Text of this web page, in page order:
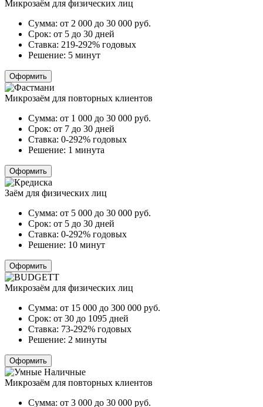
Микрозаём для физических лиц
Сумма: от 2 000 до 30 000 руб.
Срок: от 5 до 30 дней
Ставка: 219-292% годовых
Решение: 5 минут
Оформить
Микрозаём для повторных клиентов
Сумма: от 1 000 до 30 000 руб.
Срок: от 7 до 30 дней
Ставка: 0-292% годовых
Решение: 1 минута
Оформить
Заём для физических лиц
Сумма: от 5 000 до 30 000 руб.
Срок: от 5 до 30 дней
Ставка: 0-292% годовых
Решение: 10 минут
Оформить
Микрозаём для физических лиц
Сумма: от 15 000 до 300 000 руб.
Срок: от 30 до 1095 дней
Ставка: 73-292% годовых
Решение: 2 минуты
Оформить
Микрозаём для повторных клиентов
Сумма: от 3 000 до 30 000 руб.